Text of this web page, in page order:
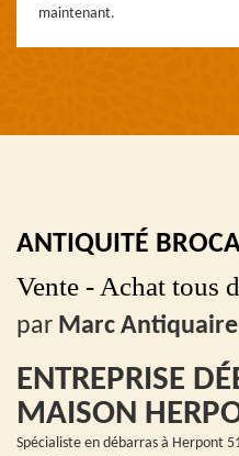
maintenant.
ANTIQUITÉ
Vente - Achat tous
par Marc Antiquaire
ENTREPRISE
MAISON
Spécialiste en débarras à Herpont